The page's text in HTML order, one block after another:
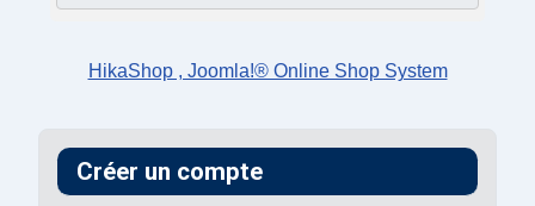
HikaShop , Joomla!® Online Shop System
Créer un compte